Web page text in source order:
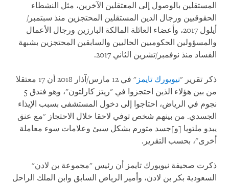
المستقلين بالوصول إلى المعتقلين الآخرين، مثل النشطاء
الحقوقيين ورجال الدين المستقلين المحتجزين منذ سبتمبر/
أيلول 2017، وأعضاء العائلة المالكة البارزين ورجال الأعمال
والمسؤولين الحكوميين الحاليين والسابقين المحتجزين بشبهة
الفساد منذ نوفمبر/تشرين الثاني 2017.
ذكر تقرير "نيويورك تايمز
" في 12 مارس/آذار 2018 أن 17 معتقلا
من بين هؤلاء الذين احتجزوا في "ريتز كارلتون"، وهو فندق 5
نجوم في الرياض، احتاجوا إلى دخول المستشفى بسبب الإيذاء
الجسدي. من بينهم شخص توفي لاحقا خلال الاحتجاز "مع عنق
يبدو ملتويا [و]جسد متورم بشكل سيئ وعلامات سوء معاملة
أخرى"، بحسب التقرير.
ذكرت صحيفة نيويورك تايمز أن رئيس "مجموعة بن لادن"
السعودية بكر بن لادن، وأمير الرياض السابق وابن الملك الراحل